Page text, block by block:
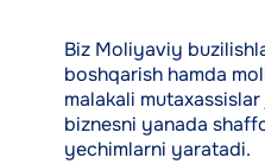
Biz Moliyaviy
boshqarish hamda
malakali
biznesni yanada
yechimlarni yaratadi.